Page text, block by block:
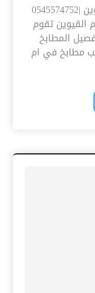
تفصيل وتركيب مطابخ في ام القيوين |0545574752
تقوم
المطابخ
مطابخ في ام